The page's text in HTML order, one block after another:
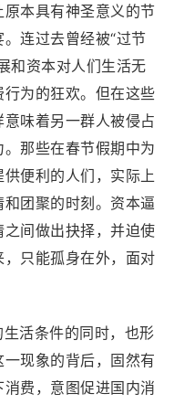
本具有神圣意义的节
连过去曾经被“过节
和资本对人们生活无
为的狂欢。但在这些
味着另一群人被侵占
那些在春节假期中为
便利的人们，实际上
团聚的时刻。资本逼
间做出抉择，并迫使
只能孤身在外，面对
活条件的同时，也形
现象的背后，固然有
费，意图促进国内消